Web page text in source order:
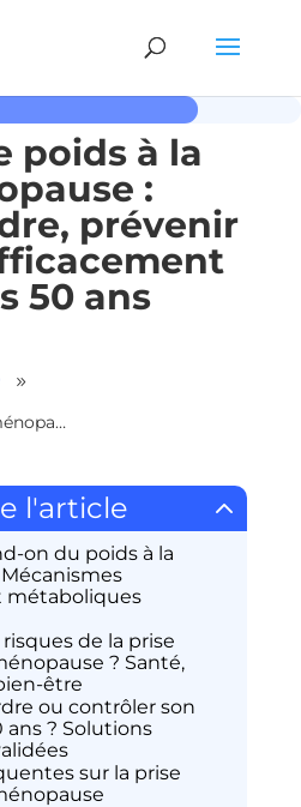
poids à la
:
prévenir
50 ans
9
Prise de poids à la ménopause : comprendre, prévenir et agir efficacement après 50 ans
l'article 2
on du poids à la
métaboliques
de la prise
? Santé,
être
ou contrôler son
ans ? Solutions
sur la prise